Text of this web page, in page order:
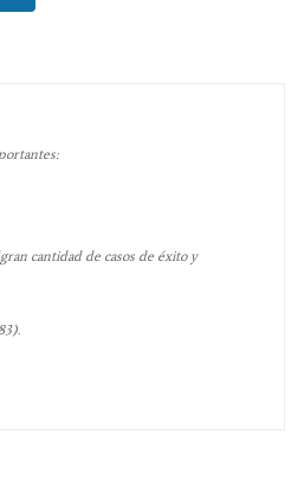
cantidad de casos de éxito y